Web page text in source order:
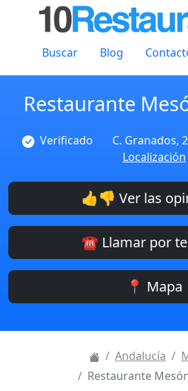
Buscar Blog
Restaurante
Verificado C. Granados,
Localización
👍👎 Ver las
☎️ Llamar por
📍 Mapa
Andalucía
Restaurante